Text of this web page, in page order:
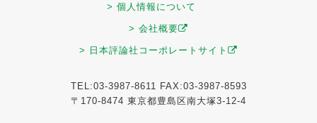
> 個人情報について
> 会社概要
> 日本評論社コーポレートサイト
TEL:03-3987-8611 FAX:03-3987-8593
〒170-8474 東京都豊島区南大塚3-12-4